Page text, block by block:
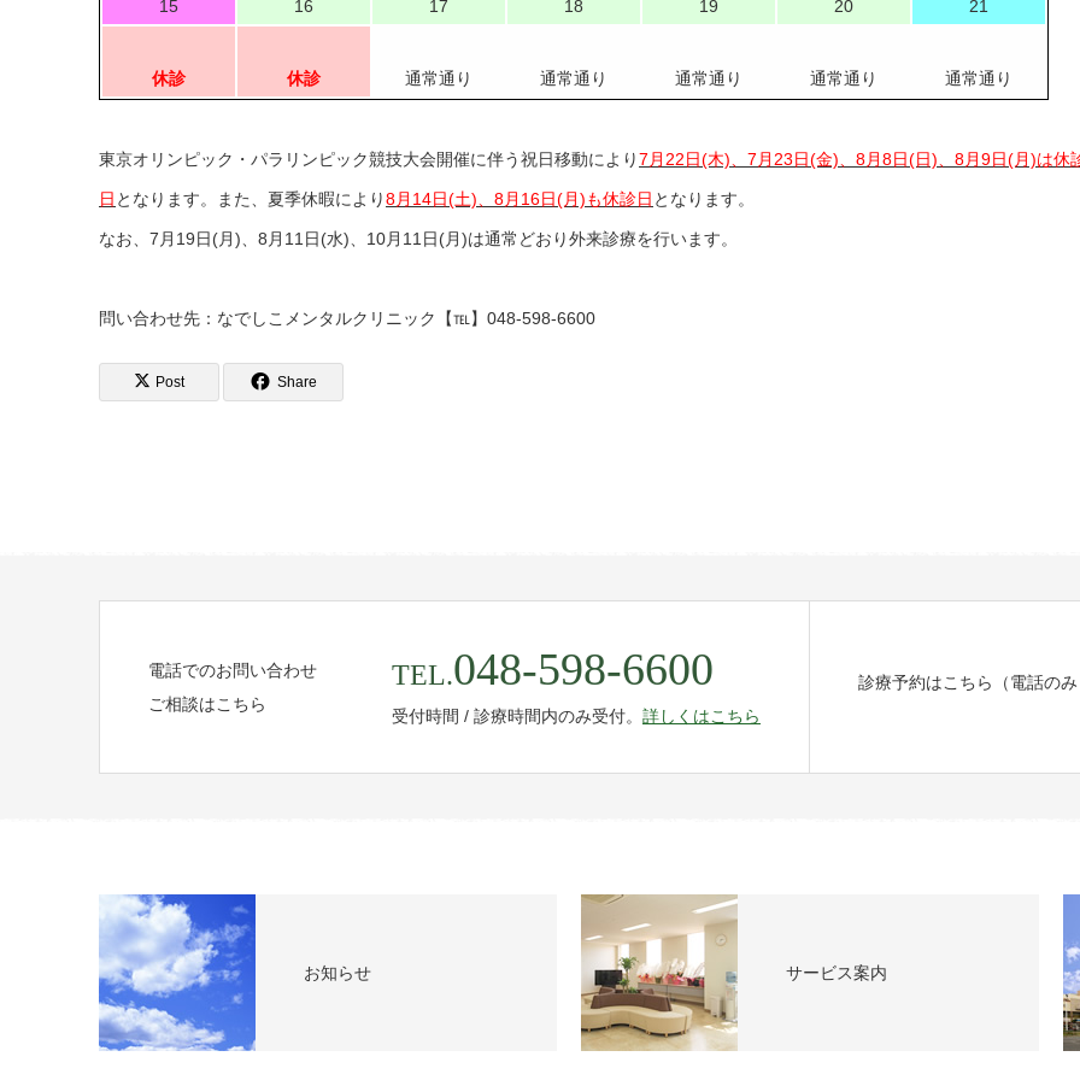
15 16 17 18 19 20 21
休診 休診 通常通り 通常通り 通常通り 通常通り 通常通り
東京オリンピック・パラリンピック競技大会開催に伴う祝日移動により7月22日(木)、7月23日(金)、8月8日(日)、8月9日(月)は休
日 となります。また、夏季休暇により8月14日(土)、8月16日(月)も休診日 となります。
なお、7月19日(月)、8月11日(水)、10月11日(月)は通常どおり外来診療を行います。
問い合わせ先：なでしこメンタルクリニック【℡】048-598-6600
Post Share
電話でのお問い合わせ
ご相談はこちら
TEL.048-598-6600
受付時間 / 診療時間内のみ受付。 詳しくはこちら
診療予約はこちら（電話の
お知らせ サービス案内